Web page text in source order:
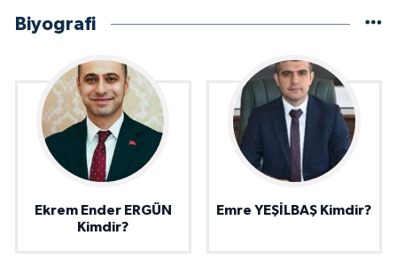
Biyografi
Ekrem Ender ERGÜN
Kimdir?
Emre YEŞİLBAŞ Kimdir?